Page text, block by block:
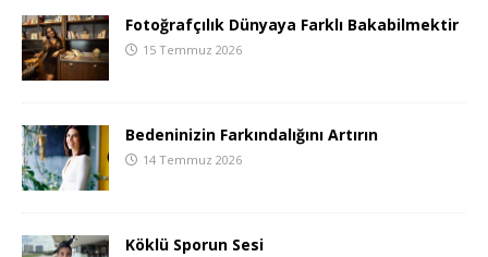
Fotoğrafçılık Dünyaya Farklı Bakabilmektir
15 Temmuz 2026
Bedeninizin Farkındalığını Artırın
14 Temmuz 2026
Köklü Sporun Sesi